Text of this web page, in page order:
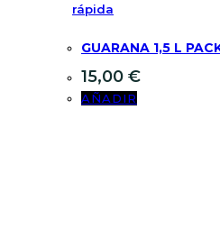
rápida
GUARANA 1,5 L
15,00 €
AÑADIR